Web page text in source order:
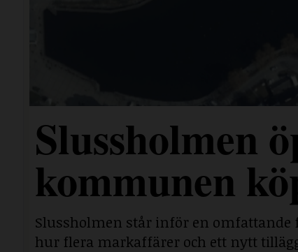
Slussholmen
kommunen
Slussholmen står inför en
hur flera markaffärer och ett nytt